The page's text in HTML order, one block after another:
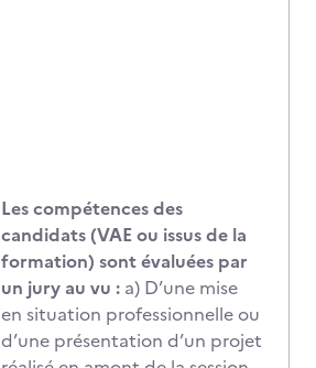
Les compétences des
candidats (VAE ou issus de la
formation) sont évaluées par
un jury au vu : a) D’une mise
en situation professionnelle ou
d’une présentation d’un projet